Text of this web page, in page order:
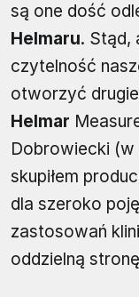
są one dość
Helmaru. Stąd,
czytelność
otworzyć
Helmar
Dobrowiecki
skupiłem
dla szeroko
zastosowań
oddzielną